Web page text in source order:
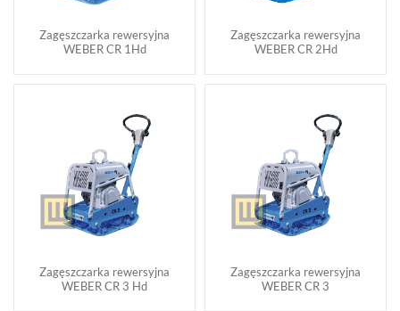
Zagęszczarka rewersyjna
WEBER CR 1Hd
Zagęszczarka rewersyjna
WEBER CR 2Hd
Zagęszczarka rewersyjna
WEBER CR 3 Hd
Zagęszczarka rewersyjna
WEBER CR 3